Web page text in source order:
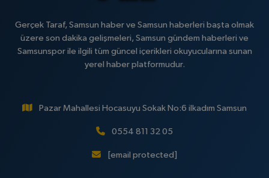
Gerçek Taraf, Samsun haber ve Samsun haberleri başta olmak
üzere son dakika gelişmeleri, Samsun gündem haberleri ve
Samsunspor ile ilgili tüm güncel içerikleri okuyucularına sunan
yerel haber platformudur.
Pazar Mahallesi Hocasuyu Sokak No:6 ilkadım Samsun
0554 811 32 05
[email protected]